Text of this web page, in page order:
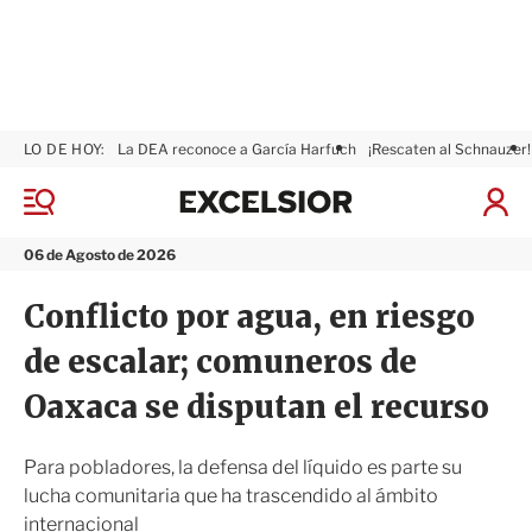
M
n
06 de Agosto de 2026
LO DE HOY: La DEA reconoce a García Harfuch ¡Rescaten al Schnauzer!
I
x
i
r
Conflicto por agua, en riesgo
de escalar; comuneros de
Oaxaca se disputan el recurso
Para pobladores, la defensa del líquido es parte su
lucha comunitaria que ha trascendido al ámbito
internacional